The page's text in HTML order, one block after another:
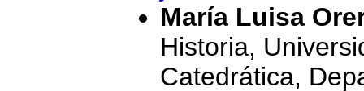
María Luisa
Historia,
Catedrática,